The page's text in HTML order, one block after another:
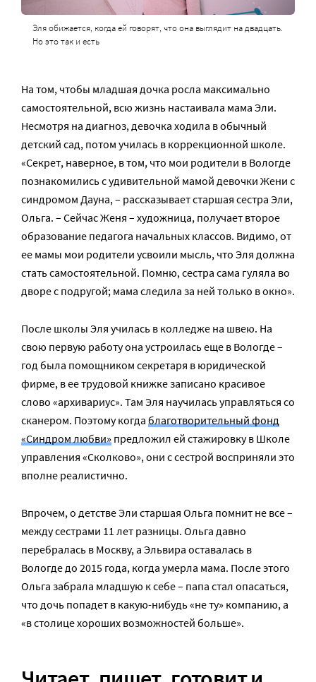
Эля обижается, когда ей говорят, что она выглядит на двадцать.
Но это так и есть
На том, чтобы младшая дочка росла максимально
самостоятельной, всю жизнь настаивала мама Эли.
Несмотря на диагноз, девочка ходила в обычный
детский сад, потом училась в коррекционной школе.
«Секрет, наверное, в том, что мои родители в Вологде
познакомились с удивительной мамой девочки Жени с
синдромом Дауна, – рассказывает старшая сестра Эли,
Ольга. – Сейчас Женя – художница, получает второе
образование педагога начальных классов. Видимо, от
ее мамы мои родители усвоили мысль, что Эля должна
стать самостоятельной. Помню, сестра сама гуляла во
дворе с подругой; мама следила за ней только в окно».
После школы Эля училась в колледже на швею. На
свою первую работу она устроилась еще в Вологде –
год была помощником секретаря в юридической
фирме, в ее трудовой книжке записано красивое
слово «архивариус». Там Эля научилась управляться со
сканером. Поэтому когда благотворительный фонд
«Синдром любви» предложил ей стажировку в Школе
управления «Сколково», они с сестрой восприняли это
вполне реалистично.
Впрочем, о детстве Эли старшая Ольга помнит не все –
между сестрами 11 лет разницы. Ольга давно
перебралась в Москву, а Эльвира оставалась в
Вологде до 2015 года, когда умерла мама. После этого
Ольга забрала младшую к себе – папа стал опасаться,
что дочь попадет в какую-нибудь «не ту» компанию, а
«в столице хороших возможностей больше».